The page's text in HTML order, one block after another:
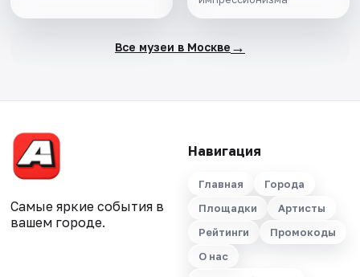
Все музеи в Москве →
Самые яркие события в
вашем городе.
Навигация
Главная
Города
Площадки
Артисты
Рейтинги
Промокоды
О нас